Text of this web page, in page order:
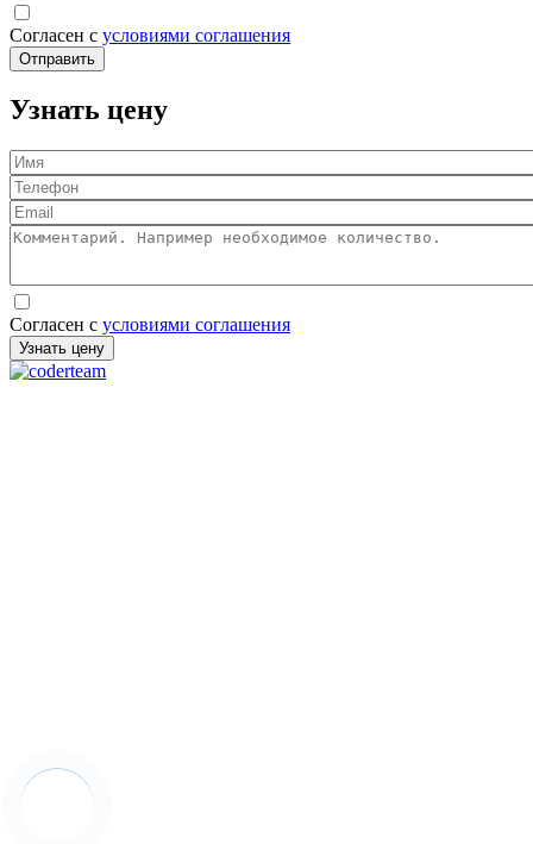
Согласен с условиями соглашения
Отправить
Узнать цену
Имя
Телефон
Email
Комментарий
Согласен с условиями соглашения
Узнать цену